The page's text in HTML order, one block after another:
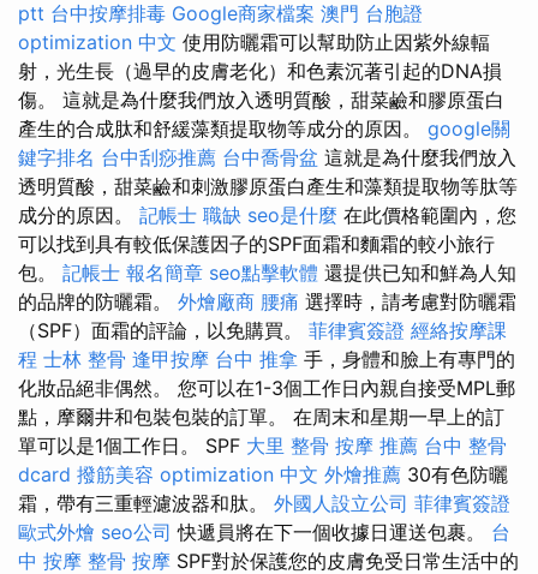
ptt 台中按摩排毒 Google商家檔案 澳門 台胞證
optimization 中文 使用防曬霜可以幫助防止因紫外線輻
射，光生長（過早的皮膚老化）和色素沉著引起的DNA損
傷。 這就是為什麼我們放入透明質酸，甜菜鹼和膠原蛋白
產生的合成肽和舒緩藻類提取物等成分的原因。 google關
鍵字排名 台中刮痧推薦 台中喬骨盆 這就是為什麼我們放入
透明質酸，甜菜鹼和刺激膠原蛋白產生和藻類提取物等肽等
成分的原因。 記帳士 職缺 seo是什麼 在此價格範圍內，您
可以找到具有較低保護因子的SPF面霜和麵霜的較小旅行
包。 記帳士 報名簡章 seo點擊軟體 還提供已知和鮮為人知
的品牌的防曬霜。 外燴廠商 腰痛 選擇時，請考慮對防曬霜
（SPF）面霜的評論，以免購買。 菲律賓簽證 經絡按摩課
程 士林 整骨 逢甲按摩 台中 推拿 手，身體和臉上有專門的
化妝品絕非偶然。 您可以在1-3個工作日內親自接受MPL郵
點，摩爾井和包裝包裝的訂單。 在周末和星期一早上的訂
單可以是1個工作日。 SPF 大里 整骨 按摩 推薦 台中 整骨
dcard 撥筋美容 optimization 中文 外燴推薦 30有色防曬
霜，帶有三重輕濾波器和肽。 外國人設立公司 菲律賓簽證
歐式外燴 seo公司 快遞員將在下一個收據日運送包裹。 台
中 按摩 整骨 按摩 SPF對於保護您的皮膚免受日常生活中的